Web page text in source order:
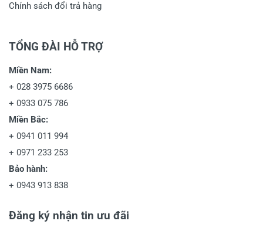
Chính sách đổi trả hàng
TỔNG ĐÀI HỖ TRỢ
Miền Nam:
+ 028 3975 6686
+ 0933 075 786
Miền Bắc:
+ 0941 011 994
+ 0971 233 253
Bảo hành:
+ 0943 913 838
Đăng ký nhận tin ưu đãi